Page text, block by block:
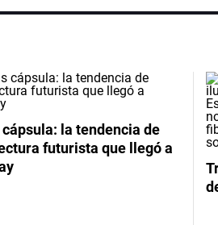
cápsula: la tendencia de
futurista que llegó a